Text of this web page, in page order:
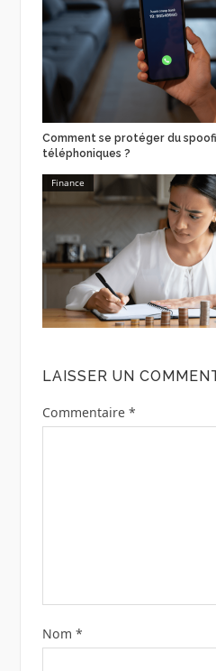
Comment se protéger du
téléphoniques ?
Finance
LAISSER UN
Commentaire *
Nom *